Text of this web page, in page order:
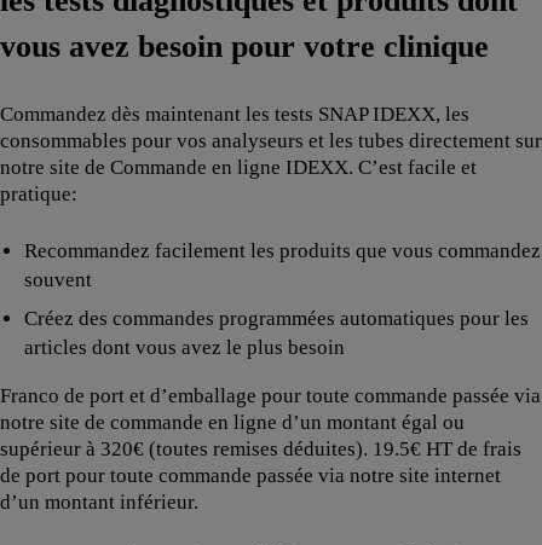
vous avez besoin pour votre clinique
Commandez dès maintenant les tests SNAP IDEXX, les
consommables pour vos analyseurs et les tubes directement sur
notre site de Commande en ligne IDEXX. C’est facile et
pratique:
Recommandez facilement les produits que vous commandez
souvent
Créez des commandes programmées automatiques pour les
articles dont vous avez le plus besoin
Franco de port et d’emballage pour toute commande passée via
notre site de commande en ligne d’un montant égal ou
supérieur à 320€ (toutes remises déduites). 19.5€ HT de frais
de port pour toute commande passée via notre site internet
d’un montant inférieur.